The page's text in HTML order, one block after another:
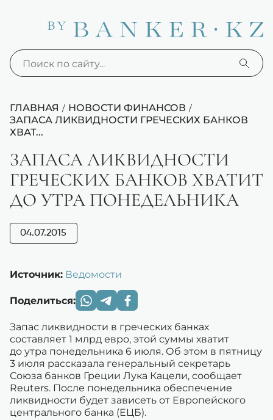
ГЛАВНАЯ / НОВОСТИ ФИНАНСОВ /
ЗАПАСА ЛИКВИДНОСТИ ГРЕЧЕСКИХ БАНКОВ
ХВАТ...
ЗАПАСА ЛИКВИДНОСТИ
ГРЕЧЕСКИХ БАНКОВ ХВАТИТ
ДО УТРА ПОНЕДЕЛЬНИКА
04.07.2015
Источник: Ведомости
Поделиться:
Запас ликвидности в греческих банках
составляет 1 млрд евро, этой суммы хватит
до утра понедельника 6 июля. Об этом в пятницу
3 июля рассказала генеральный секретарь
Союза банков Греции Лука Кацели, сообщает
Reuters. После понедельника обеспечение
ликвидности будет зависеть от Европейского
центрального банка (ЕЦБ).